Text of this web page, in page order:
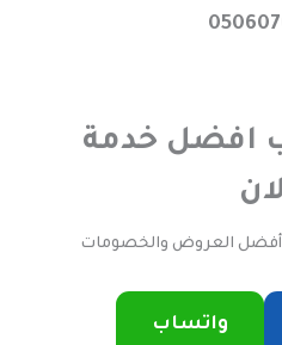
افضل خدمة
أفضل العروض والخصومات
واتساب